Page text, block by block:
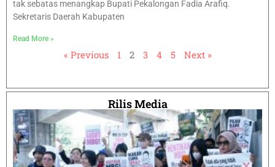
tak sebatas menangkap Bupati Pekalongan Fadia Arafiq.
Sekretaris Daerah Kabupaten
Read More »
« Previous 1 2 3 4 5 Next »
Rilis Media